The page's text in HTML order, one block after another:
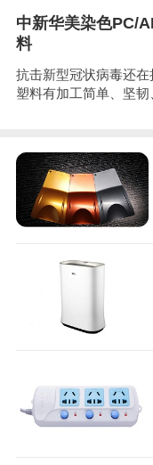
中新华美染色PC/
料
抗击新型冠状病毒还在
塑料有加工简单、坚